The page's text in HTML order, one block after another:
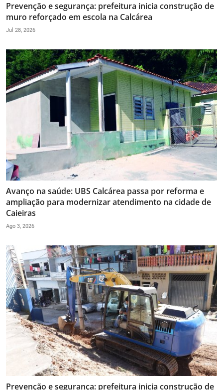
Prevenção e segurança: prefeitura inicia construção de
muro reforçado em escola na Calcárea
Jul 28, 2026
Avanço na saúde: UBS Calcárea passa por reforma e
ampliação para modernizar atendimento na cidade de
Caieiras
Ago 3, 2026
Prevenção e segurança: prefeitura inicia construção de